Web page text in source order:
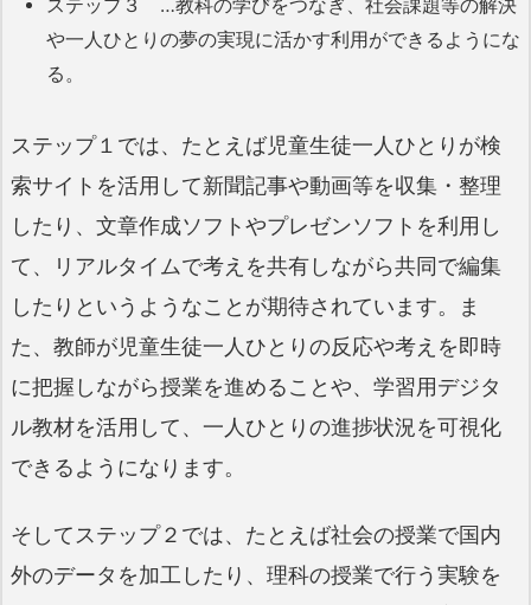
ステップ３ …教科の学びをつなぎ、社会課題等の解決
や一人ひとりの夢の実現に活かす利用ができるようにな
る。
ステップ１では、たとえば児童生徒一人ひとりが検
索サイトを活用して新聞記事や動画等を収集・整理
したり、文章作成ソフトやプレゼンソフトを利用し
て、リアルタイムで考えを共有しながら共同で編集
したりというようなことが期待されています。ま
た、教師が児童生徒一人ひとりの反応や考えを即時
に把握しながら授業を進めることや、学習用デジタ
ル教材を活用して、一人ひとりの進捗状況を可視化
できるようになります。
そしてステップ２では、たとえば社会の授業で国内
外のデータを加工したり、理科の授業で行う実験を